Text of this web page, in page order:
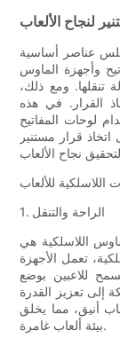
لنجاح الألعاب
عناصر أساسية
وأجهزة الماوس
تنقلها. ومع ذلك،
القرار. في هذه
لوحات المفاتيح
قرار مستنير
اللاسلكية للألعاب
1. الراحة والتنقل
اللاسلكية هي
تعمل الأجهزة
للاعبين بوضع
إلى تعزيز القدرة
أنيق، مما يخلق
بيئة ألعاب غامرة.